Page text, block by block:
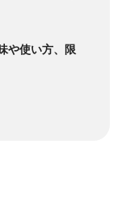
や使い方、限